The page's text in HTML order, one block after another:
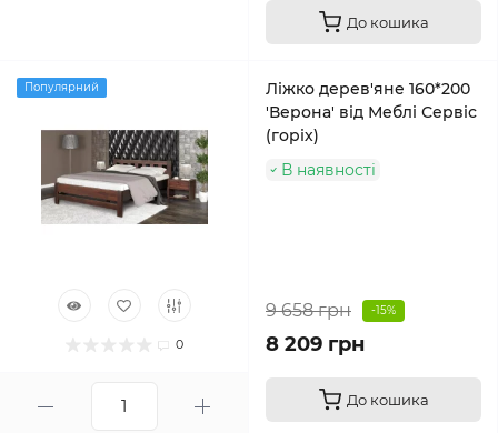
До кошика
Популярний
0
Ліжко дерев'яне 160*200
'Верона' від Меблі Сервіс
(горіх)
В наявності
9 658 грн -15%
8 209 грн
До кошика